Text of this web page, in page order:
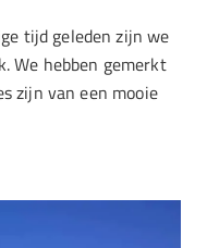
tijd geleden zijn we
We hebben gemerkt
zijn van een mooie